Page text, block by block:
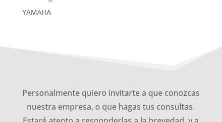
YAMAHA
Personalmente quiero invitarte a que conozcas
nuestra empresa, o que hagas tus consultas.